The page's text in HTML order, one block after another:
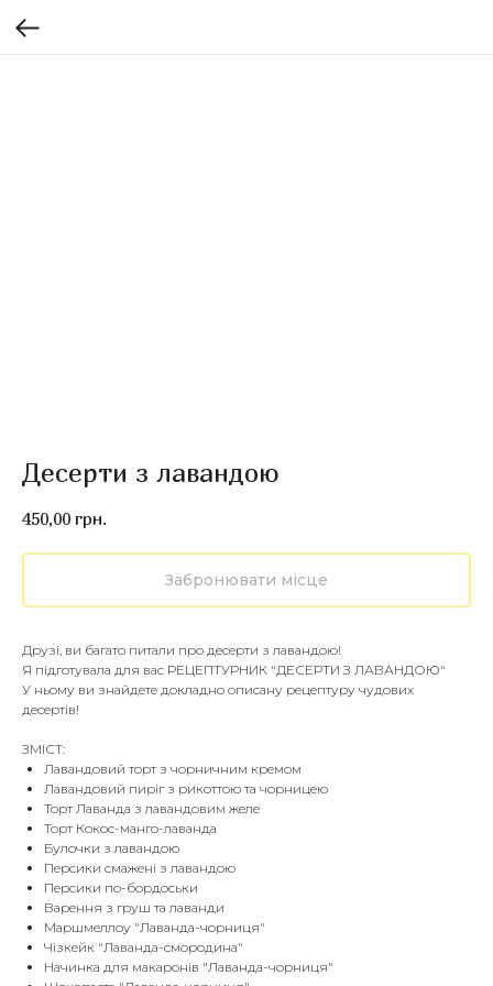
Десерти з лавандою
450,00 грн.
Забронювати місце
Друзі, ви багато питали про десерти з лавандою!
Я підготувала для вас РЕЦЕПТУРНИК "ДЕСЕРТИ З ЛАВАНДОЮ"
У ньому ви знайдете докладно описану рецептуру чудових
десертів!
ЗМІСТ:
Лавандовий торт з чорничним кремом
Лавандовий пиріг з рикоттою та чорницею
Торт Лаванда з лавандовим желе
Торт Кокос-манго-лаванда
Булочки з лавандою
Персики смажені з лавандою
Персики по-бордоськи
Варення з груш та лаванди
Маршмеллоу "Лаванда-чорниця"
Чізкейк "Лаванда-смородина"
Начинка для макаронів "Лаванда-чорниця"